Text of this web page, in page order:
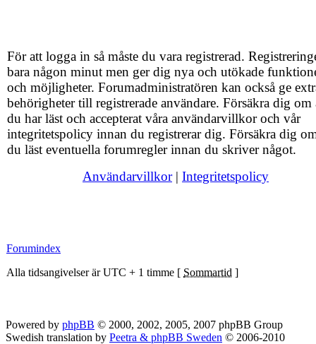
För att logga in så måste du vara registrerad.
bara någon minut men ger dig nya och utökade
och möjligheter. Forumadministratören kan också ge
behörigheter till registrerade användare. Försäkra dig om
du har läst och accepterat våra användarvillkor och vår
integritetspolicy innan du registrerar dig. Försäkra dig
du läst eventuella forumregler innan du skriver något.
Användarvillkor| Integritetspolicy
Forumindex
Alla tidsangivelser är UTC + 1 timme [ Sommartid ]
Powered by phpBB © 2000, 2002, 2005, 2007 phpBB Group
Swedish translation by Peetra & phpBB Sweden © 2006-2010